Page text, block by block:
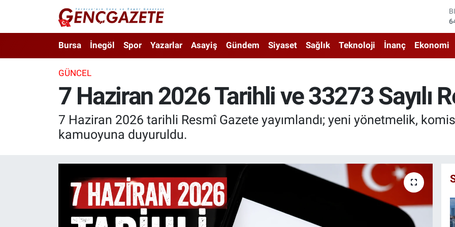
Bursa İnegöl Spor Yazarlar Asayiş Gündem Siyaset Sağlık Teknoloji İnanç Ekonomi
GÜNCEL
7 Haziran 2026 Tarihli ve 33273 Sayılı
7 Haziran 2026 tarihli Resmî Gazete yayımlandı; yeni yönetmelik,
kamuoyuna duyuruldu.
3.SAYFA
Nöbetçi Eczaneler
Trafik Durumu
Süper Lig Puan Durumu ve Fikstür
Tüm Manşetler
Haber Arşivi